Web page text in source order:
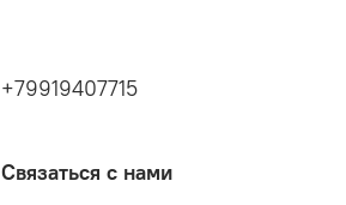
+79919407715
Связаться с нами